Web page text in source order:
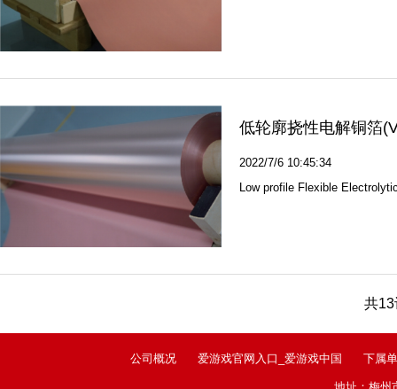
低轮廓挠性电解铜箔
2022/7/6 10:45:34
Low profile Flexible
共
公司概况 爱游戏官网入口_爱游戏中国 下属